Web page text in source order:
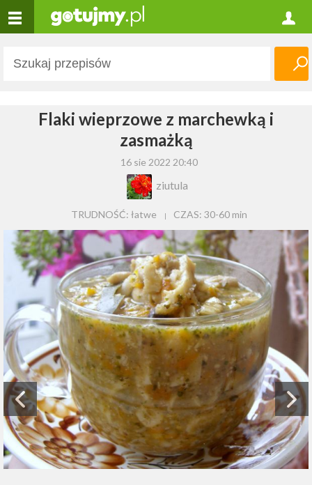
Flaki wieprzowe z marchewką i
zasmażką
16 sie 2022 20:40
ziutula
TRUDNOŚĆ: łatwe CZAS:30-60 min